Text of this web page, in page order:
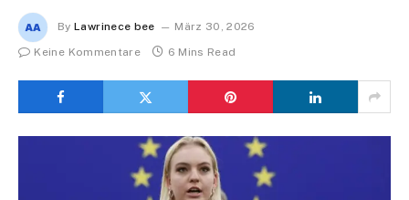
By Lawrinece bee
März 30, 2026
Keine Kommentare
6 Mins Read